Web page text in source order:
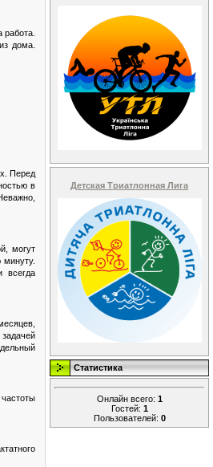
дома.
Перед
в
могут
всегда
Детская Триатлонная Лига
Статистика
Онлайн всего: 1
Гостей: 1
Пользователей: 0